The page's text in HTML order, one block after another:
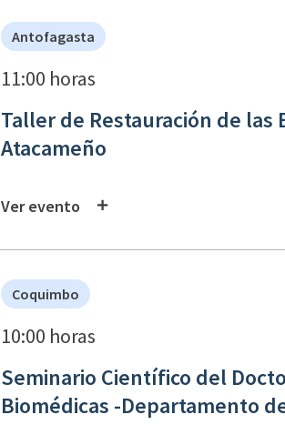
Antofagasta
11:00 horas
Taller de Restauración de las
Atacameño
Ver evento
Coquimbo
10:00 horas
Seminario Científico del
Biomédicas -Departamento